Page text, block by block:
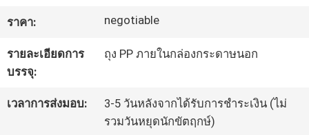
โรงงาน
ควบคุม
คุณภาพ
ราคา: negotiable
รายละเอียดการ
บรรจุ:
ถุง PP ภายในกล่องกระดาษนอก
เวลาการส่งมอบ:
3-5 วันหลังจากได้รับการชำระเงิน (ไม่
รวมวันหยุดนักขัตฤกษ์)